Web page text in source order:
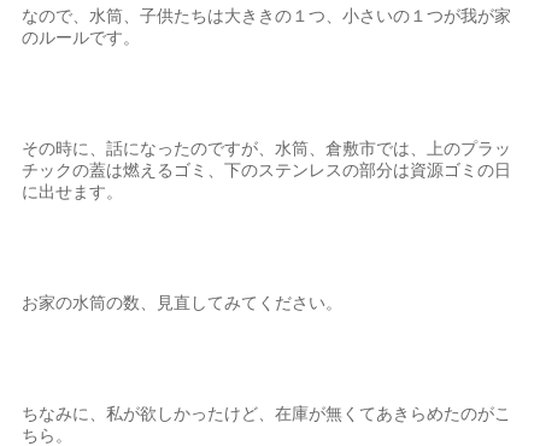
なので、水筒、子供たちは大ききの１つ、小さいの１つが我が家
のルールです。
その時に、話になったのですが、水筒、倉敷市では、上のプラッ
チックの蓋は燃えるゴミ、下のステンレスの部分は資源ゴミの日
に出せます。
お家の水筒の数、見直してみてください。
ちなみに、私が欲しかったけど、在庫が無くてあきらめたのがこ
ちら。